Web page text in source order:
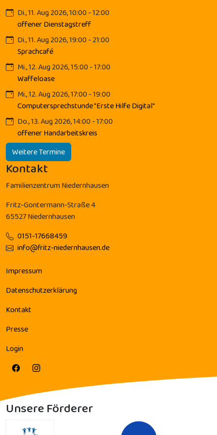
Di., 11. Aug 2026, 10:00 - 12:00
offener Dienstagstreff
Di., 11. Aug 2026, 19:00 - 21:00
Sprachcafé
Mi., 12. Aug 2026, 15:00 - 17:00
Waffeloase
Mi., 12. Aug 2026, 17:00 - 19:00
Computersprechstunde "Erste Hilfe Digital"
Do., 13. Aug 2026, 14:00 - 17:00
offener Handarbeitskreis
Weitere Termine
Kontakt
Familienzentrum Niedernhausen
Fritz-Gontermann-Straße 4
65527 Niedernhausen
0151-17668459
info@fritz-niedernhausen.de
Impressum
Datenschutzerklärung
Kontakt
Presse
Login
Unsere Förderer